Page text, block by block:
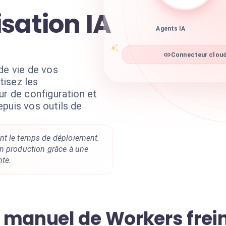
IA
vie de vos
les
de configuration et
vos outils de
le temps de déploiement.
production grâce à une
Agents IA
Connecteur
de Workers